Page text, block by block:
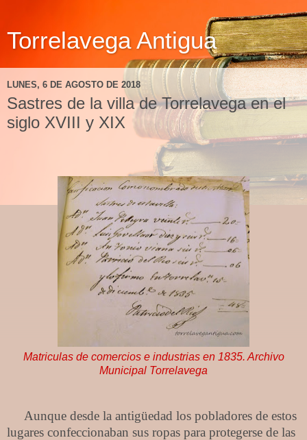
Torrelavega Antigua
LUNES, 6 DE AGOSTO DE 2018
Sastres de la villa de Torrelavega en el
siglo XVIII y XIX
Matriculas de comercios e industrias en 1835. Archivo
Municipal Torrelavega
Aunque desde la antigüedad los pobladores de estos
lugares confeccionaban sus ropas para protegerse de las